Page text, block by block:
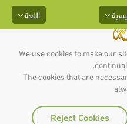
We use cookies to make our
The cookies that are
Reject Cookies
اللغة